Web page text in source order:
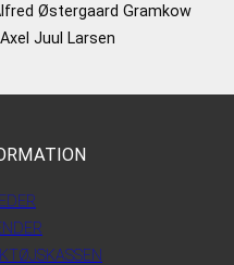
Østergaard Gramkow
Juul Larsen